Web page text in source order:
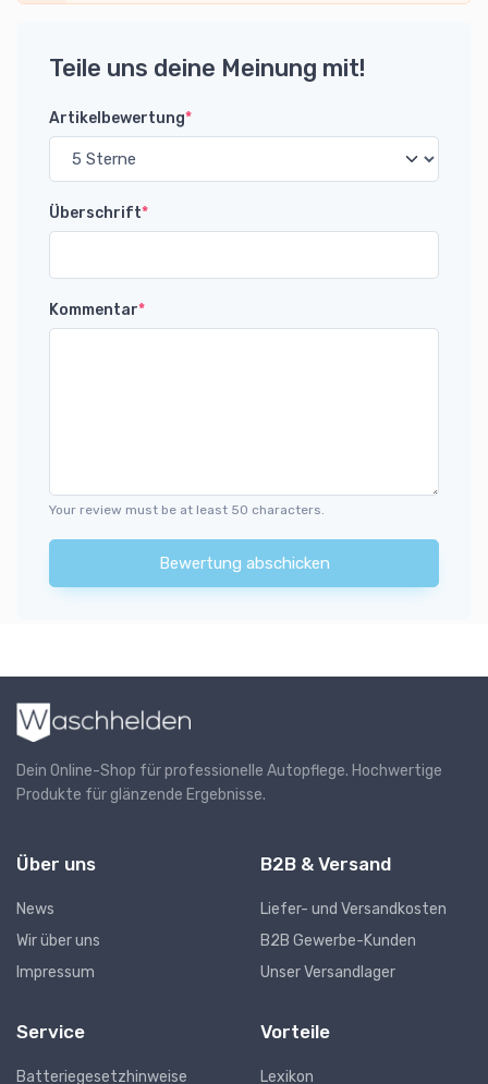
Teile uns deine Meinung mit!
Artikelbewertung*
Überschrift*
Kommentar*
Your review must be at least 50 characters.
Bewertung abschicken
Dein Online-Shop für professionelle Autopflege. Hochwertige
Produkte für glänzende Ergebnisse.
Über uns
News
Wir über uns
Impressum
B2B & Versand
Liefer- und Versandkosten
B2B Gewerbe-Kunden
Unser Versandlager
Service
Batteriegesetzhinweise
Vorteile
Lexikon